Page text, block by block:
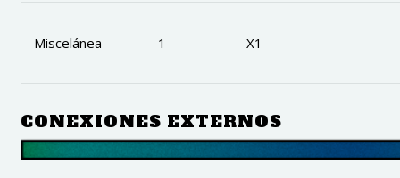
Miscelánea 1 X1
CONEXIONES EXTERNOS